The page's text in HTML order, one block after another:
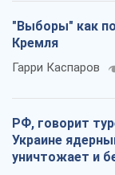
"Выборы" как
Кремля
Гарри Каспаров
РФ, говорит
Украине
уничтожает и